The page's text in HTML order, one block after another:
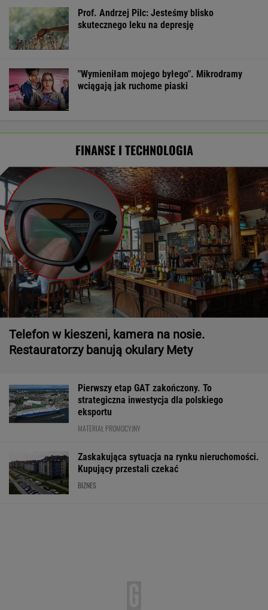
Prof. Andrzej Pilc: Jesteśmy blisko
skutecznego leku na depresję
"Wymieniłam mojego byłego". Mikrodramy
wciągają jak ruchome piaski
FINANSE I TECHNOLOGIA
Telefon w kieszeni, kamera na nosie.
Restauratorzy banują okulary Mety
Pierwszy etap GAT zakończony. To
strategiczna inwestycja dla polskiego
eksportu
MATERIAŁ PROMOCYJNY
Zaskakująca sytuacja na rynku nieruchomości.
Kupujący przestali czekać
BIZNES